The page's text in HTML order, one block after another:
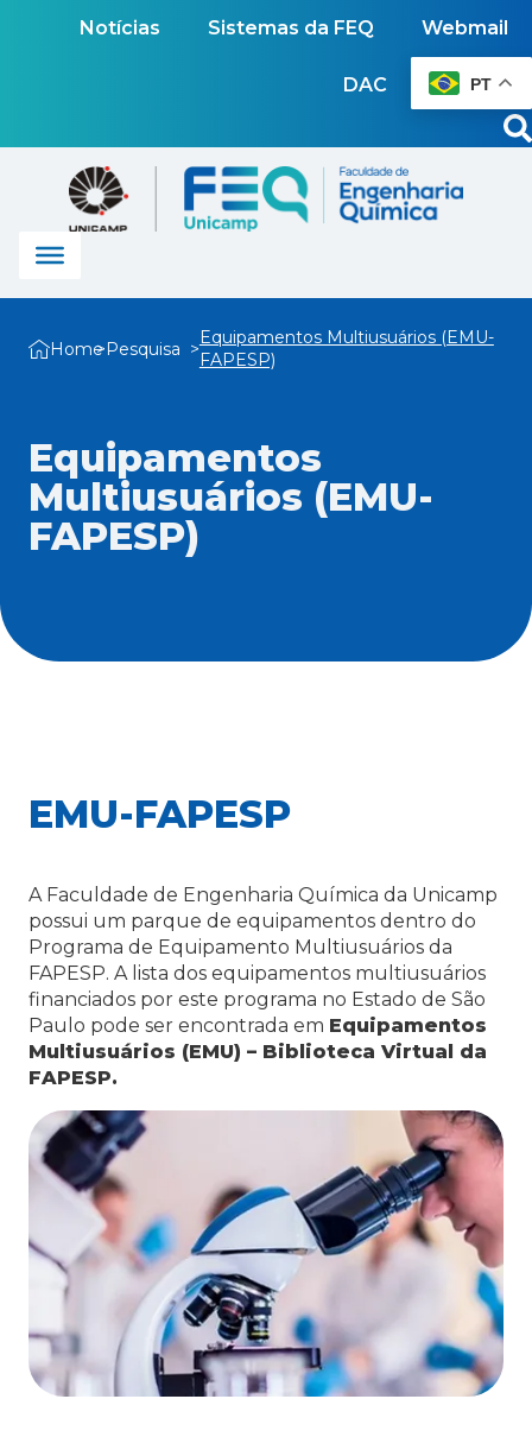
Notícias Sistemas da FEQ Webmail
DAC PT
Home Pesquisa
Equipamentos Multiusuários (EMU-
FAPESP)
Equipamentos
Multiusuários (EMU-
FAPESP)
EMU-FAPESP
A Faculdade de Engenharia Química da Unicamp
possui um parque de equipamentos dentro do
Programa de Equipamento Multiusuários da
FAPESP. A lista dos equipamentos multiusuários
financiados por este programa no Estado de São
Paulo pode ser encontrada em Equipamentos
Multiusuários (EMU) – Biblioteca Virtual da
FAPESP.